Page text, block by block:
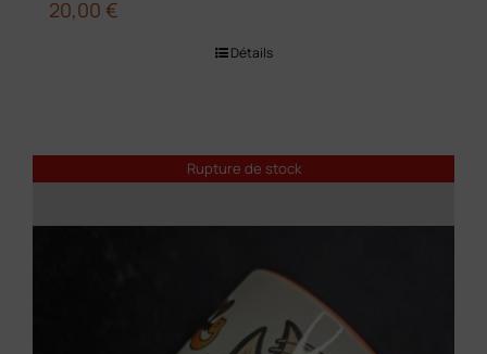
20,00 €
Détails
Rupture de stock